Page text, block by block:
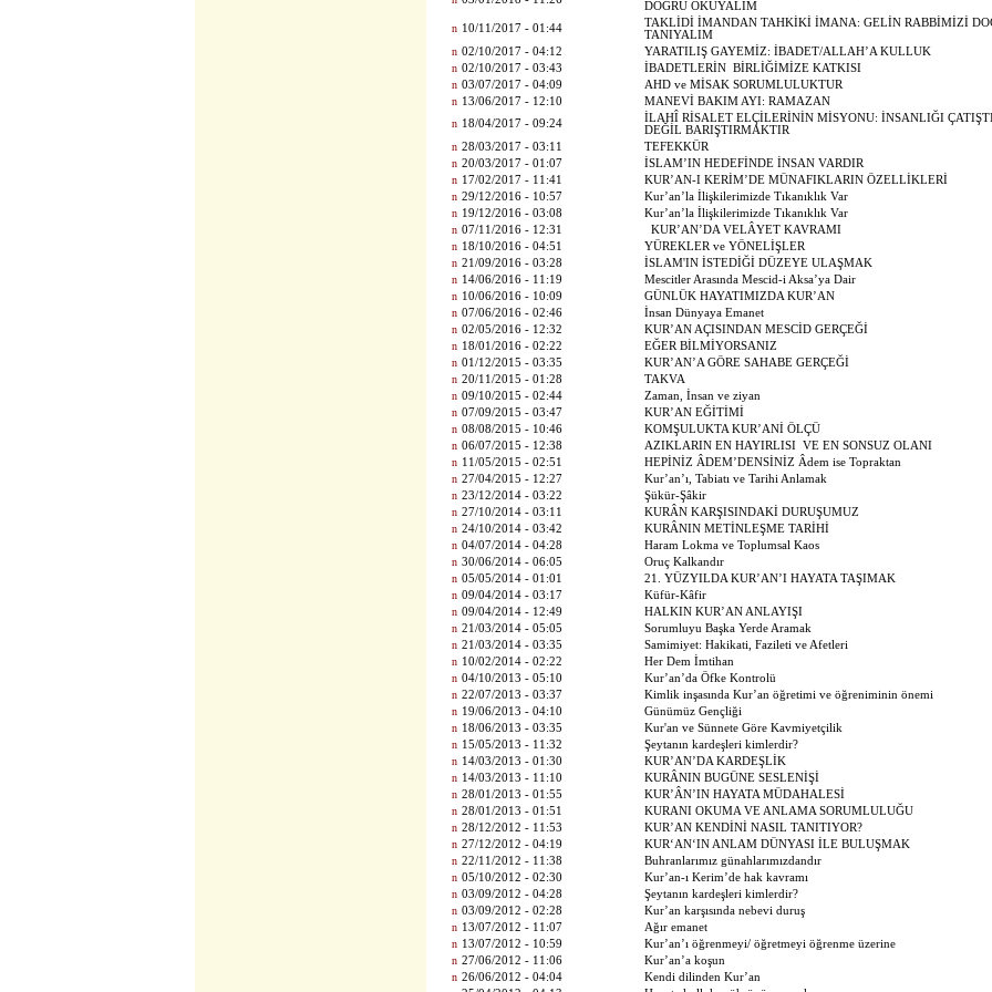
DOĞRU OKUYALIM
n 10/11/2017 - 01:44
TAKLİDİ İMANDAN TAHKİKİ İMANA: GELİN RABBİMİZİ
TANIYALIM
n 02/10/2017 - 04:12
YARATILIŞ GAYEMİZ: İBADET/ALLAH’A KULLUK
n 02/10/2017 - 03:43
İBADETLERİN BİRLİĞİMİZE KATKISI
n 03/07/2017 - 04:09
AHD ve MİSAK SORUMLULUKTUR
n 13/06/2017 - 12:10
MANEVİ BAKIM AYI: RAMAZAN
n 18/04/2017 - 09:24
İLAHÎ RİSALET ELÇİLERİNİN MİSYONU: İNSANLIĞI
DEĞİL BARIŞTIRMAKTIR
n 28/03/2017 - 03:11
TEFEKKÜR
n 20/03/2017 - 01:07
İSLAM’IN HEDEFİNDE İNSAN VARDIR
n 17/02/2017 - 11:41
KUR’AN-I KERİM’DE MÜNAFIKLARIN ÖZELLİKLERİ
n 29/12/2016 - 10:57
Kur’an’la İlişkilerimizde Tıkanıklık Var
n 19/12/2016 - 03:08
Kur’an’la İlişkilerimizde Tıkanıklık Var
n 07/11/2016 - 12:31
KUR’AN’DA VELÂYET KAVRAMI
n 18/10/2016 - 04:51
YÜREKLER ve YÖNELİŞLER
n 21/09/2016 - 03:28
İSLAM'IN İSTEDİĞİ DÜZEYE ULAŞMAK
n 14/06/2016 - 11:19
Mescitler Arasında Mescid-i Aksa’ya Dair
n 10/06/2016 - 10:09
GÜNLÜK HAYATIMIZDA KUR’AN
n 07/06/2016 - 02:46
İnsan Dünyaya Emanet
n 02/05/2016 - 12:32
KUR’AN AÇISINDAN MESCİD GERÇEĞİ
n 18/01/2016 - 02:22
EĞER BİLMİYORSANIZ
n 01/12/2015 - 03:35
KUR’AN’A GÖRE SAHABE GERÇEĞİ
n 20/11/2015 - 01:28
TAKVA
n 09/10/2015 - 02:44
Zaman, İnsan ve ziyan
n 07/09/2015 - 03:47
KUR’AN EĞİTİMİ
n 08/08/2015 - 10:46
KOMŞULUKTA KUR’ANİ ÖLÇÜ
n 06/07/2015 - 12:38
AZIKLARIN EN HAYIRLISI VE EN SONSUZ OLANI
n 11/05/2015 - 02:51
HEPİNİZ ÂDEM’DENSİNİZ Âdem ise Topraktan
n 27/04/2015 - 12:27
Kur’an’ı, Tabiatı ve Tarihi Anlamak
n 23/12/2014 - 03:22
Şükür-Şâkir
n 27/10/2014 - 03:11
KURÂN KARŞISINDAKİ DURUŞUMUZ
n 24/10/2014 - 03:42
KURÂNIN METİNLEŞME TARİHİ
n 04/07/2014 - 04:28
Haram Lokma ve Toplumsal Kaos
n 30/06/2014 - 06:05
Oruç Kalkandır
n 05/05/2014 - 01:01
21. YÜZYILDA KUR’AN’I HAYATA TAŞIMAK
n 09/04/2014 - 03:17
Küfür-Kâfir
n 09/04/2014 - 12:49
HALKIN KUR’AN ANLAYIŞI
n 21/03/2014 - 05:05
Sorumluyu Başka Yerde Aramak
n 21/03/2014 - 03:35
Samimiyet: Hakikati, Fazileti ve Afetleri
n 10/02/2014 - 02:22
Her Dem İmtihan
n 04/10/2013 - 05:10
Kur’an’da Öfke Kontrolü
n 22/07/2013 - 03:37
Kimlik inşasında Kur’an öğretimi ve öğreniminin önemi
n 19/06/2013 - 04:10
Günümüz Gençliği
n 18/06/2013 - 03:35
Kur'an ve Sünnete Göre Kavmiyetçilik
n 15/05/2013 - 11:32
Şeytanın kardeşleri kimlerdir?
n 14/03/2013 - 01:30
KUR’AN’DA KARDEŞLİK
n 14/03/2013 - 11:10
KURÂNIN BUGÜNE SESLENİŞİ
n 28/01/2013 - 01:55
KUR’ÂN’IN HAYATA MÜDAHALESİ
n 28/01/2013 - 01:51
KURANI OKUMA VE ANLAMA SORUMLULUĞU
n 28/12/2012 - 11:53
KUR’AN KENDİNİ NASIL TANITIYOR?
n 27/12/2012 - 04:19
KUR‘AN‘IN ANLAM DÜNYASI İLE BULUŞMAK
n 22/11/2012 - 11:38
Buhranlarımız günahlarımızdandır
n 05/10/2012 - 02:30
Kur’an-ı Kerim’de hak kavramı
n 03/09/2012 - 04:28
Şeytanın kardeşleri kimlerdir?
n 03/09/2012 - 02:28
Kur’an karşısında nebevi duruş
n 13/07/2012 - 11:07
Ağır emanet
n 13/07/2012 - 10:59
Kur’an’ı öğrenmeyi/ öğretmeyi öğrenme üzerine
n 27/06/2012 - 11:06
Kur’an’a koşun
n 26/06/2012 - 04:04
Kendi dilinden Kur’an